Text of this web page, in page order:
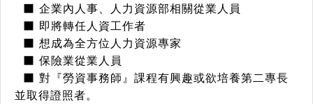
■ 企業內人事、人力資源部相關從業人員
■ 即將轉任人資工作者
■ 想成為全方位人力資源專家
■ 保險業從業人員
■ 對『勞資事務師』課程有興趣或欲培養第二專長
並取得證照者。